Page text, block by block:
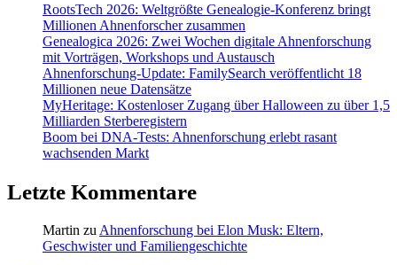
RootsTech 2026: Weltgrößte Genealogie-Konferenz bringt
Millionen Ahnenforscher zusammen
Genealogica 2026: Zwei Wochen digitale Ahnenforschung
mit Vorträgen, Workshops und Austausch
Ahnenforschung-Update: FamilySearch veröffentlicht 18
Millionen neue Datensätze
MyHeritage: Kostenloser Zugang über Halloween zu über 1,5
Milliarden Sterberegistern
Boom bei DNA-Tests: Ahnenforschung erlebt rasant
wachsenden Markt
Letzte Kommentare
Martin zu Ahnenforschung bei Elon Musk: Eltern,
Geschwister und Familiengeschichte